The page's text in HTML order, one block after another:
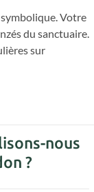
Votre
du sanctuaire.
sur
nous
?